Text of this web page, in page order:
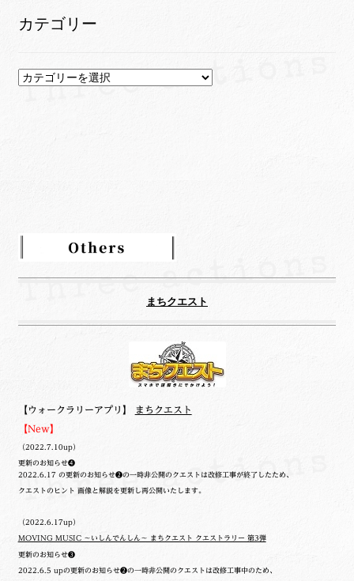
ブ
カテゴリー
カ
まちクエスト
【ウォークラリーアプリ】 まちクエスト
【New】
（2022.7.10up）
更新のお知らせ❹
2022.6.17 の更新のお知らせ❷の一時非公開のクエストは改修工事が終了したため、
クエストのヒント 画像と解説を更新し再公開いたします。
（2022.6.17up）
MOVING MUSIC ～いしんでんしん～ まちクエスト クエストラリー 第3弾
更新のお知らせ❸
2022.6.5 upの更新のお知らせ❷の一時非公開のクエストは改修工事中のため、